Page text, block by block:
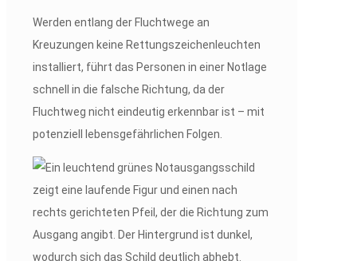
Werden entlang der Fluchtwege an
Kreuzungen keine Rettungszeichenleuchten
installiert, führt das Personen in einer Notlage
schnell in die falsche Richtung, da der
Fluchtweg nicht eindeutig erkennbar ist – mit
potenziell lebensgefährlichen Folgen.